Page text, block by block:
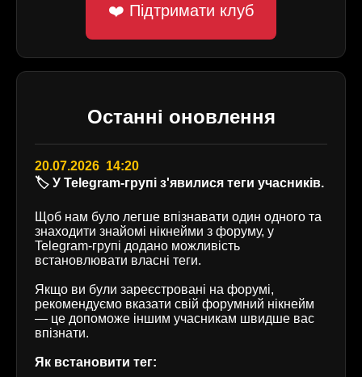
❤️ Підтримати клуб
Останні оновлення
20.07.2026 14:20
🏷️ У Telegram-групі з'явилися теги учасників.
Щоб нам було легше впізнавати один одного та
знаходити знайомі нікнейми з форуму, у
Telegram-групі додано можливість
встановлювати власні теги.
Якщо ви були зареєстровані на форумі,
рекомендуємо вказати свій форумний нікнейм
— це допоможе іншим учасникам швидше вас
впізнати.
Як встановити тег: